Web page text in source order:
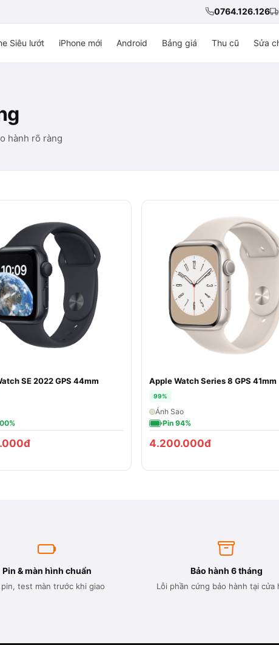
0764.126.126
Siêu lướt iPhone mới Android Bảng giá Thu cũ Sửa
hành rõ ràng
SE 2022 GPS 44mm Apple Watch Series 8 GPS 41mm
99%
Ánh Sao
Pin 94%
4.200.000đ
Pin & màn hình chuẩn
test màn trước khi giao
Bảo hành 6 tháng
Lỗi phần cứng bảo hành tại cửa